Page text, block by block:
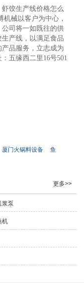
饺生产线价格怎么
械以客户为中心，
司将一如既往的供
产线，以满足食品
品服务，立志成为
五缘西二里16号501
厦门火锅料设备
鱼
更多>>
浆泵
机